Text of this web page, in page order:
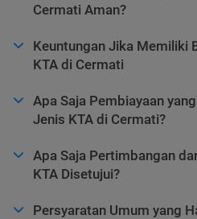
Cermati Aman?
Keuntungan Jika Memiliki
KTA di Cermati
Apa Saja Pembiayaan
Jenis KTA di Cermati?
Apa Saja Pertimbangan
KTA Disetujui?
Persyaratan Umum yang